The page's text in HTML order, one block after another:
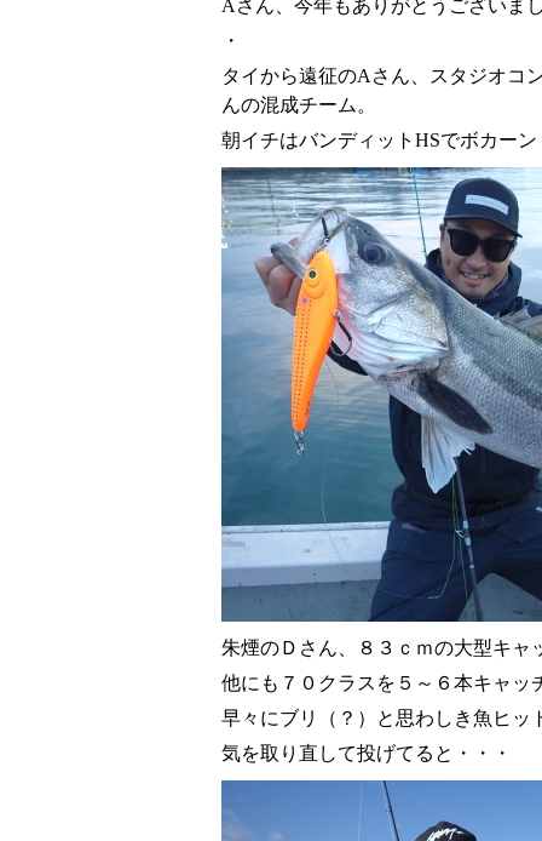
Aさん、今年もありがとうございま
・
タイから遠征のAさん、スタジオコ
んの混成チーム。
朝イチはバンディットHSでボカーン
朱煙のＤさん、８３ｃｍの大型キャ
他にも７０クラスを５～６本キャッ
早々にブリ（？）と思わしき魚ヒッ
気を取り直して投げてると・・・